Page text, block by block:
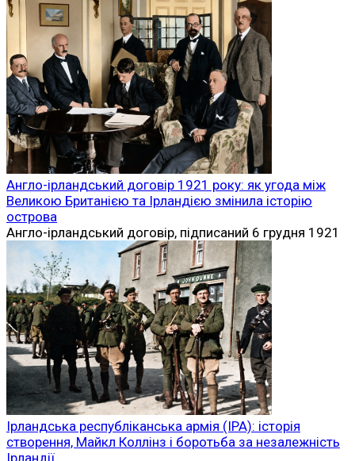
Англо-ірландський договір 1921 року: як угода між
Великою Британією та Ірландією змінила історію
острова
Англо-ірландський договір, підписаний 6 грудня 1921
Ірландська республіканська армія (ІРА): історія
створення, Майкл Коллінз і боротьба за незалежність
Ірландії